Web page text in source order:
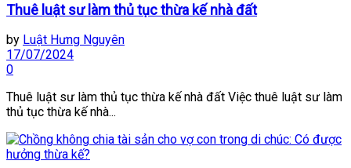
Thuê luật sư làm thủ tục thừa kế nhà đất
by Luật Hưng Nguyên
17/07/2024
0
Thuê luật sư làm thủ tục thừa kế nhà đất Việc thuê luật sư làm
thủ tục thừa kế nhà...